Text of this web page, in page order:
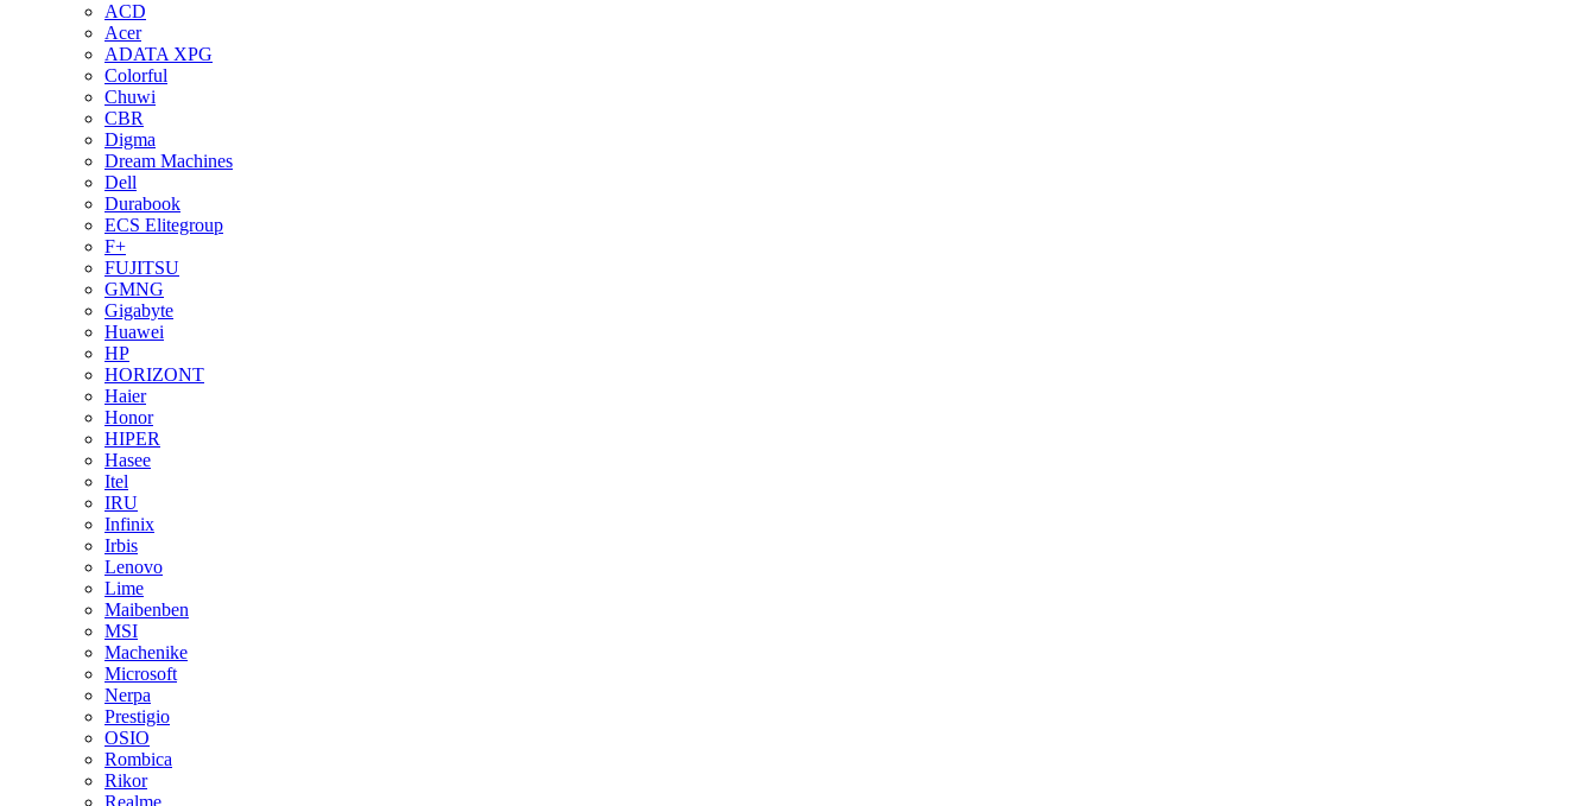
ACD
Acer
ADATA XPG
Colorful
Chuwi
CBR
Digma
Dream Machines
Dell
Durabook
ECS Elitegroup
F+
FUJITSU
GMNG
Gigabyte
Huawei
HP
HORIZONT
Haier
Honor
HIPER
Hasee
Itel
IRU
Infinix
Irbis
Lenovo
Lime
Maibenben
MSI
Machenike
Microsoft
Nerpa
Prestigio
OSIO
Rombica
Rikor